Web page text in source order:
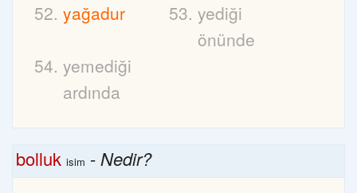
yağadur
yediği
önünde
yemediği
ardında
bolluk isim -Nedir?